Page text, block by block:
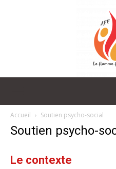
Accueil Soutien psycho-social
Soutien psycho-
Le contexte